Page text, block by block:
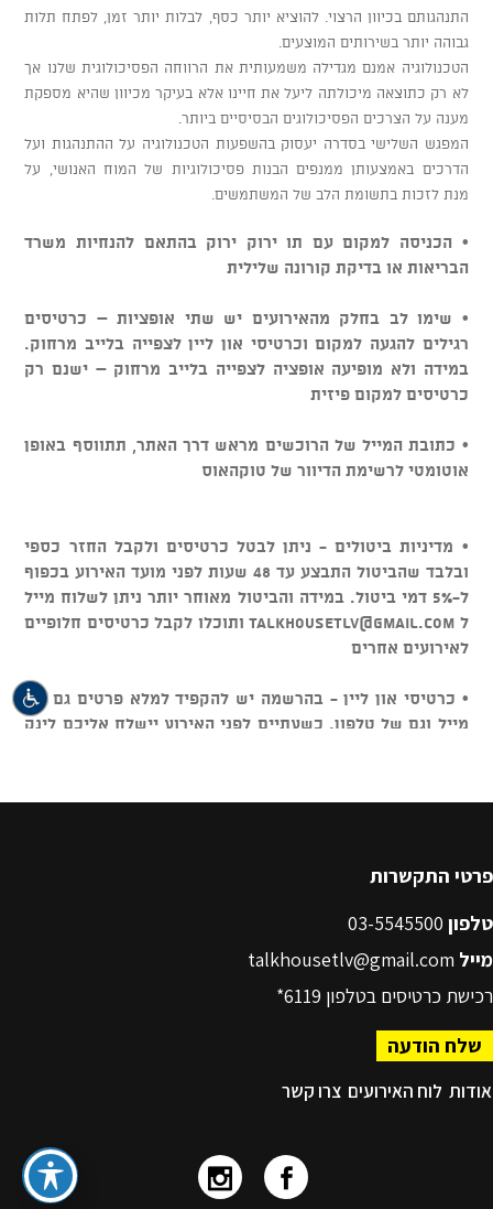
פרטי התקשרות
טלפון
מייל talkhousetlv@gmail.com
רכישת כרטיסים בטלפון 6119*
שלח הודעה
אודות לוח האירועים צרו קשר